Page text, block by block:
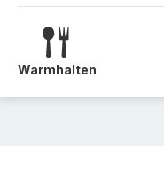
Warmhalten